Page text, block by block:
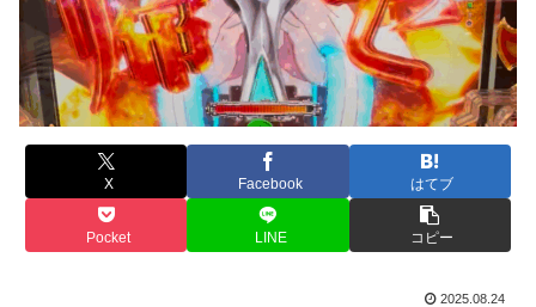
X Facebook はてブ
Pocket LINE コピー
2025.08.24